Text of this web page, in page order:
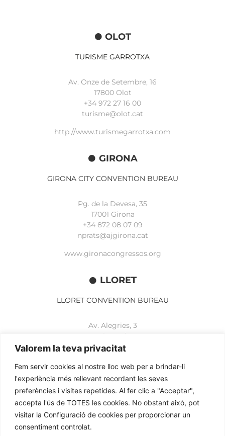
Valorem la teva privacitat
Fem servir cookies al nostre lloc web per a brindar-li
l'experiència més rellevant recordant les seves
preferències i visites repetides. Al fer clic a "Acceptar",
accepta l'ús de TOTES les cookies. No obstant això, pot
visitar la Configuració de cookies per proporcionar un
consentiment controlat.
OLOT
TURISME GARROTXA
Av. Onze de Setembre, 16
17800 Olot
+34 972 27 16 00
turisme@olot.cat
http://www.turismegarrotxa.com
GIRONA
GIRONA CITY CONVENTION BUREAU
Pg. de la Devesa, 35
17001 Girona
+34 872 08 07 09
nprats@ajgirona.cat
www.gironacongressos.org
LLORET
LLORET CONVENTION BUREAU
Av. Alegries, 3
17310 Lloret de Mar
+34 972 365 788
www.lloretcb.org
Aviso legal
Política de privacidad
Política de cookies